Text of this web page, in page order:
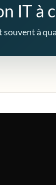
IT à
souvent à